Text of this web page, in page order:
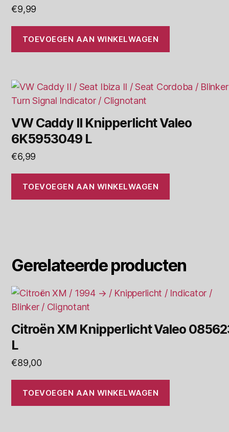
€9,99
TOEVOEGEN AAN WINKELWAGEN
VW Caddy II Knipperlicht Valeo
6K5953049 L
€6,99
TOEVOEGEN AAN WINKELWAGEN
Gerelateerde producten
Citroën XM Knipperlicht Valeo
L
€89,00
TOEVOEGEN AAN WINKELWAGEN